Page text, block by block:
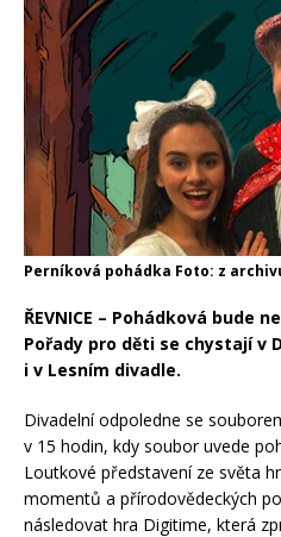
Perníková pohádka Foto: z
ŘEVNICE – Pohádková bude
Pořady pro děti se chystají v
i v Lesním divadle.
Divadelní odpoledne se
v 15 hodin, kdy soubor uvede
Loutkové představení ze světa
momentů a přírodovědeckých
následovat hra Digitime, která